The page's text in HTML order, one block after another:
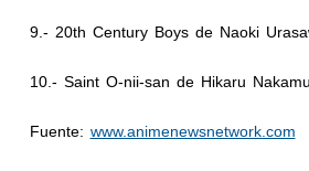
9.- 20th Century Boys de Naoki
10.- Saint O-nii-san de Hikaru
Fuente: www.animenewsnetwork.com